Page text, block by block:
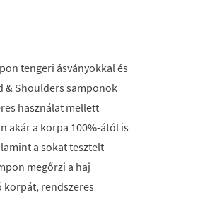
tengeri ásványokkal és
& Shoulders samponok
használat mellett
akár a korpa 100%-ától is
a sokat tesztelt
megőrzi a haj
korpát, rendszeres